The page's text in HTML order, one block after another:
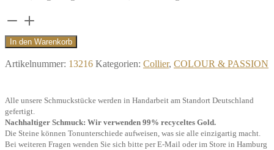
Collier
Tear,
Mondstein,
Gelbgold"
Menge
In den Warenkorb
Artikelnummer: 13216 Kategorien: Collier, COLOUR & PASSION
Alle unsere Schmuckstücke werden in Handarbeit am Standort Deutschland
gefertigt.
Nachhaltiger Schmuck: Wir verwenden 99% recyceltes Gold.
Die Steine können Tonunterschiede aufweisen, was sie alle einzigartig macht.
Bei weiteren Fragen wenden Sie sich bitte per E-Mail oder im Store in Hamburg